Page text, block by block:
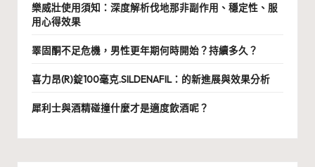
樂威壯使用須知：深度解析伐地那非副作用、穩定性、服
用心得效果
睪固酮不足危機，男性更年期何時開始？持續多久？
喜力昂(R)錠100毫克.SILDENAFIL：的新進展與效果分析
犀利士與酒精碰撞什麼才是適度飲酒呢？